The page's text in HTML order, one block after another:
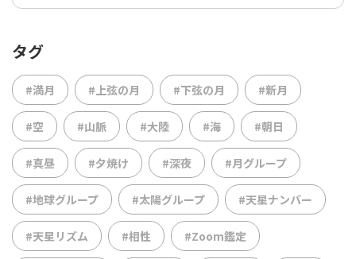
タグ
#満月 #上弦の月 #下弦の月 #新月
#空 #山脈 #大陸 #海 #朝日
#真昼 #夕焼け #深夜 #月グループ
#地球グループ #太陽グループ #天星ナンバー
#天星リズム #相性 #Zoom鑑定